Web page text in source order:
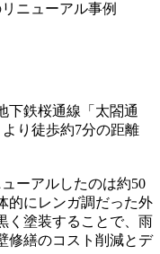
ニューアル事例
下鉄桜通線「太閤通
り徒歩約7分の距離
ーアルしたのは約50
的にレンガ調だった外
く塗装することで、雨
修繕のコスト削減とデ